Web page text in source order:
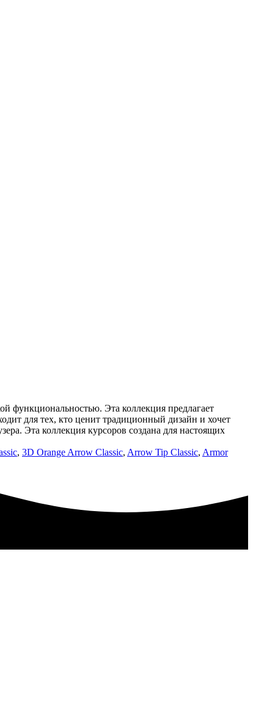
функциональностью. Эта коллекция предлагает
для тех, кто ценит традиционный дизайн и хочет
Эта коллекция курсоров создана для настоящих
, 3D Orange Arrow Classic, Arrow Tip Classic, Armor